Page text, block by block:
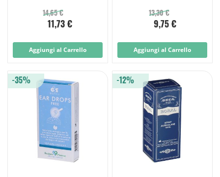
14,65 €
11,73 €
Aggiungi al Carrello
13,30 €
9,75 €
Aggiungi al Carrello
-35% -12%